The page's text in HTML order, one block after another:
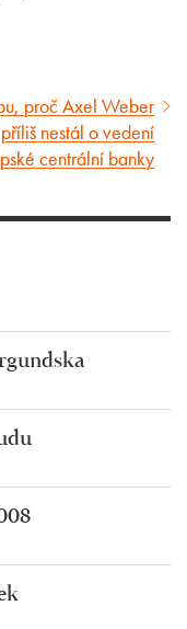
proč Axel Weber
příliš nestál o vedení
centrální banky